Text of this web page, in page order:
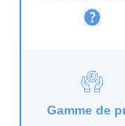
Gamme de